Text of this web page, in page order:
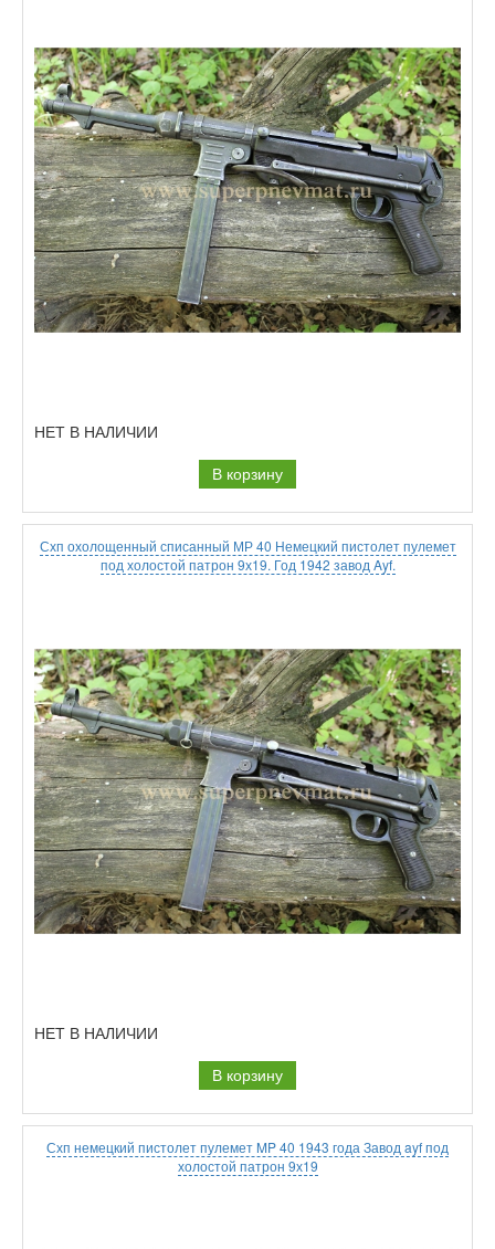
НЕТ В НАЛИЧИИ
В корзину
Схп охолощенный списанный МР 40 Немецкий пистолет пулемет
под холостой патрон 9х19. Год 1942 завод Ayf.
НЕТ В НАЛИЧИИ
В корзину
Схп немецкий пистолет пулемет MP 40 1943 года Завод ayf под
холостой патрон 9х19